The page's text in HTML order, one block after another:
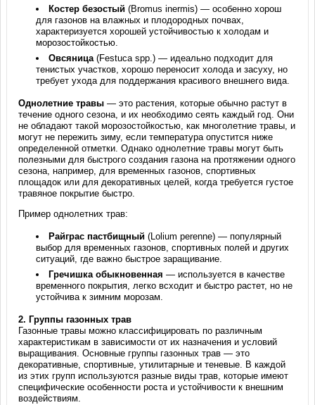
Костер безостый (Bromus inermis) — особенно хорош
для газонов на влажных и плодородных почвах,
характеризуется хорошей устойчивостью к холодам и
морозостойкостью.
Овсяница(Festuca spp.) — идеально подходит для
тенистых участков, хорошо переносит холода и засуху, но
требует ухода для поддержания красивого внешнего вида.
Однолетние травы — это растения, которые обычно растут в
течение одного сезона, и их необходимо сеять каждый год. Они
не обладают такой морозостойкостью, как многолетние травы, и
могут не пережить зиму, если температура опустится ниже
определенной отметки. Однако однолетние травы могут быть
полезными для быстрого создания газона на протяжении одного
сезона, например, для временных газонов, спортивных
площадок или для декоративных целей, когда требуется густое
травяное покрытие быстро.
Пример однолетних трав:
Райграс пастбищный (Lolium perenne) — популярный
выбор для временных газонов, спортивных полей и других
ситуаций, где важно быстрое заращивание.
Гречишка обыкновенная — используется в качестве
временного покрытия, легко всходит и быстро растет, но не
устойчива к зимним морозам.
2. Группы газонных трав
Газонные травы можно классифицировать по различным
характеристикам в зависимости от их назначения и условий
выращивания. Основные группы газонных трав — это
декоративные, спортивные, утилитарные и теневые. В каждой
из этих групп используются разные виды трав, которые имеют
специфические особенности роста и устойчивости к внешним
воздействиям.